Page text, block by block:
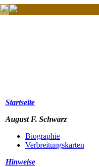
Startseite
August F. Schwarz
Biographie
Verbreitungskarten
Hinweise